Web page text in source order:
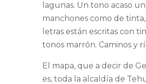
lagunas. Un tono acaso
manchones como de
letras están escritas con
tonos marrón. Caminos y
El mapa, que a decir de
es, toda la alcaldía de